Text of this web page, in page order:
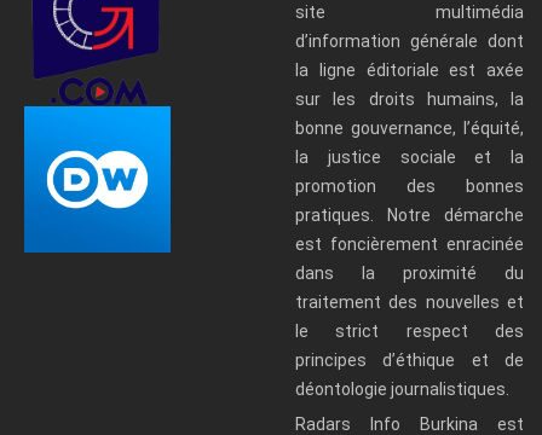
site multimédia
d’information générale dont
la ligne éditoriale est axée
sur les droits humains, la
bonne gouvernance, l’équité,
la justice sociale et la
promotion des bonnes
pratiques. Notre démarche
est foncièrement enracinée
dans la proximité du
traitement des nouvelles et
le strict respect des
principes d’éthique et de
déontologie journalistiques.
Radars Info Burkina est